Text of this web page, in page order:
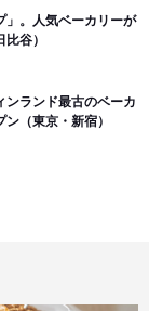
」。人気ベーカリーが
谷）
ンランド最古のベーカ
（東京・新宿）